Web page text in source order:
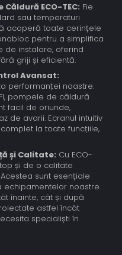
ECO-TEC: Fie
sau temperaturi
acoperă toate cerințele
pentru a simplifica
de instalare, oferind
griji și eficientă.
Avansat:
performanței noastre.
pompele de căldură
facil de oriunde,
de avarii. Ecranul intuitiv
la toate funcțiile,
și Calitate: Cu ECO-
și de o calitate
sunt esențiale
noastre.
înainte, cât și după
astfel încât
specialiști în